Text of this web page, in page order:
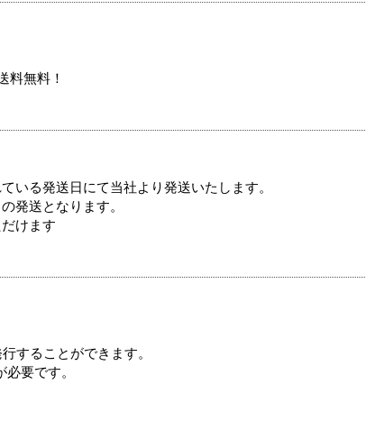
料無料！
いる発送日にて当社より発送いたします。
発送となります。
けます
することができます。
要です。